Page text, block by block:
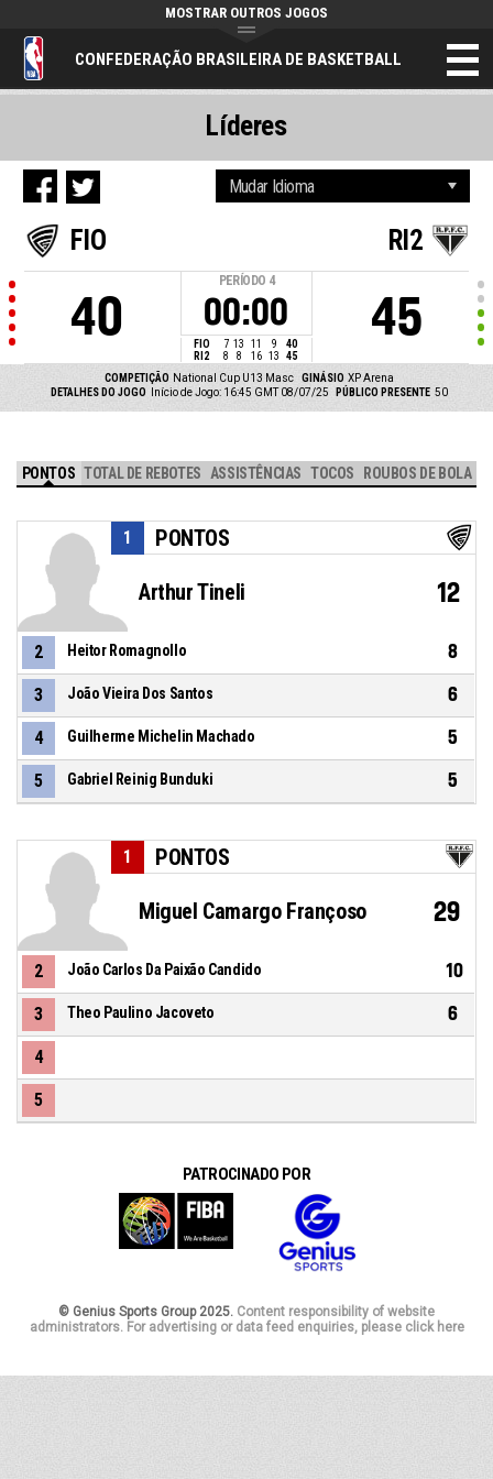
CONFEDERAÇÃO BRASILEIRA DE BASKETBALL
MOSTRAR OUTROS JOGOS
FIO
40
PERÍODO 4
00:00
FIO 7 13 11 9
40
RI2
8 8 16 13 45
RI2
45
COMPETIÇÃO National Cup U13 Masc GINÁSIO XP Arena
DETALHES DO JOGO
Início de Jogo: 16:45 GMT 08/07/25 PÚBLICO PRESENTE 50
Líderes
PONTOS TOTAL DE REBOTES ASSISTÊNCIAS TOCOS ROUBOS DE BOLA
PONTOS
1
Arthur Tineli 12
2 Heitor Romagnollo 8
3 João Vieira Dos Santos 6
4 Guilherme Michelin Machado 5
5 Gabriel Reinig Bunduki 5
PONTOS
1
Miguel Camargo Françoso 29
2 João Carlos Da Paixão Candido 10
3 Theo Paulino Jacoveto 6
4
5
PATROCINADO POR
© Genius Sports Group 2025. Content responsibility of website
administrators. For advertising or data feed enquiries, please click here